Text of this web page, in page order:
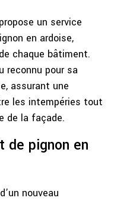
un service
en ardoise,
chaque bâtiment.
reconnu pour sa
assurant une
les intempéries tout
de la façade.
de pignon en
nouveau